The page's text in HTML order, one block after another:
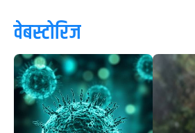
वेबस्टोरिज